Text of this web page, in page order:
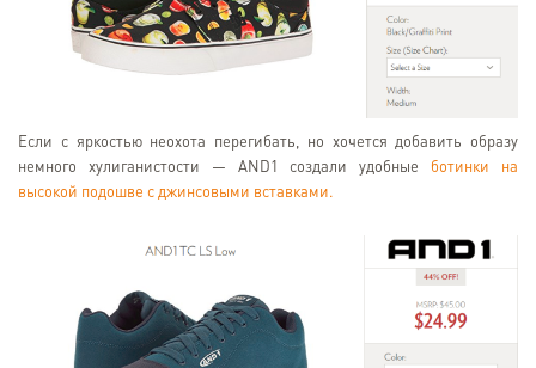
Если с яркостью неохота перегибать, но хочется добавить образу
немного хулиганистости — AND1 создали удобные ботинки на
высокой подошве с джинсовыми вставками.